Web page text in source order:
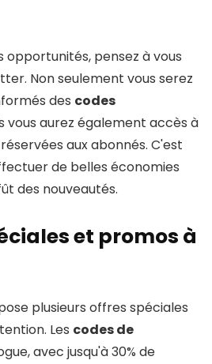
opportunités, pensez à vous
Non seulement vous serez
des codes
vous aurez également accès à
aux abonnés. C'est
de belles économies
des nouveautés.
et promos à
plusieurs offres spéciales
Les codes de
avec jusqu'à 30% de